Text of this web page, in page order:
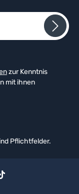
zur Kenntnis
mit ihnen
Pflichtfelder.